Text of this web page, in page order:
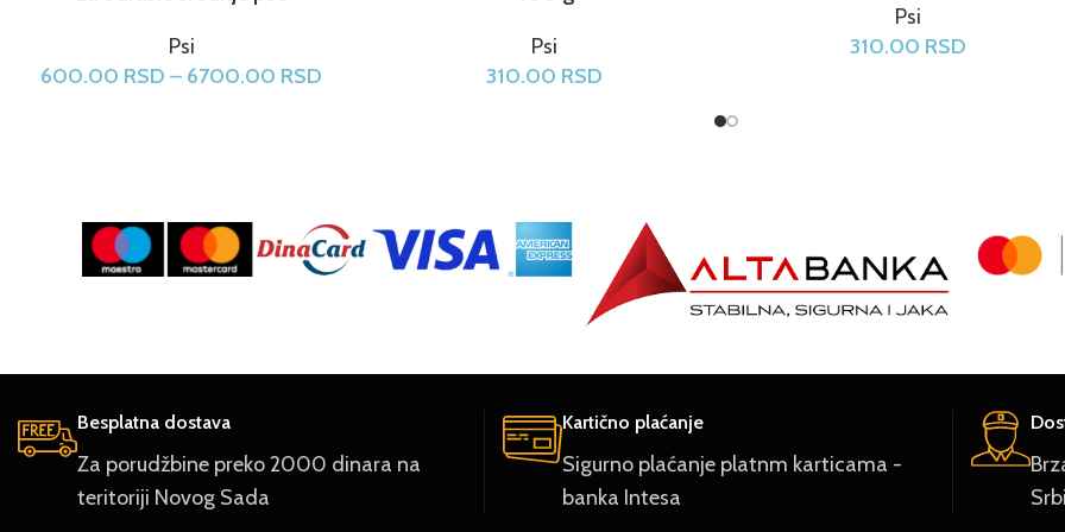
Psi
600.00 RSD – 6700.00 RSD
Psi
310.00 RSD
Psi
310.00 RSD
Besplatna dostava
Za porudžbine preko 2000 dinara na
teritoriji Novog Sada
Kartično plaćanje
Sigurno plaćanje platnm karticama -
banka Intesa